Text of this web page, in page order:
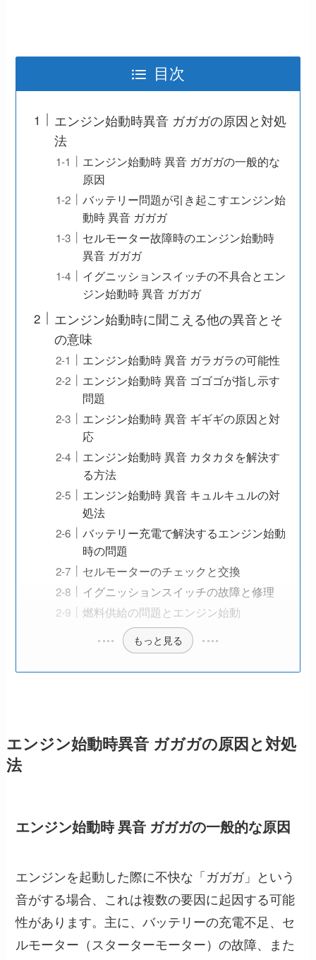
目次
エンジン始動時異音 ガガガの原因と対処
法
エンジン始動時 異音 ガガガの一般的な
原因
バッテリー問題が引き起こすエンジン始
動時 異音 ガガガ
セルモーター故障時のエンジン始動時
異音 ガガガ
イグニッションスイッチの不具合とエン
ジン始動時 異音 ガガガ
エンジン始動時に聞こえる他の異音とそ
の意味
エンジン始動時 異音 ガラガラの可能性
エンジン始動時 異音 ゴゴゴが指し示す
問題
エンジン始動時 異音 ギギギの原因と対
応
エンジン始動時 異音 カタカタを解決す
る方法
エンジン始動時 異音 キュルキュルの対
処法
バッテリー充電で解決するエンジン始動
時の問題
セルモーターのチェックと交換
イグニッションスイッチの故障と修理
燃料供給の問題とエンジン始動
もっと見る
エンジン始動時異音 ガガガの原因と対処
法
エンジン始動時 異音 ガガガの一般的な原因
エンジンを起動した際に不快な「ガガガ」という
音がする場合、これは複数の要因に起因する可能
性があります。主に、バッテリーの充電不足、セ
ルモーター（スターターモーター）の故障、また